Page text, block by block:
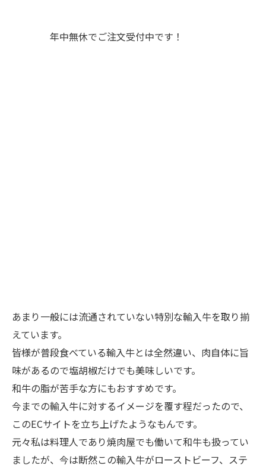
年中無休でご注文受付中です！
あまり一般には流通されていない特別な輸入牛を取り揃
えています。
皆様が普段食べている輸入牛とは全然違い、肉自体に旨
味があるので塩胡椒だけでも美味しいです。
和牛の脂が苦手な方にもおすすめです。
今までの輸入牛に対するイメージを覆す程だったので、
このECサイトを立ち上げたようなもんです。
元々私は料理人であり焼肉屋でも働いて和牛も扱ってい
ましたが、今は断然この輸入牛がローストビーフ、ステ